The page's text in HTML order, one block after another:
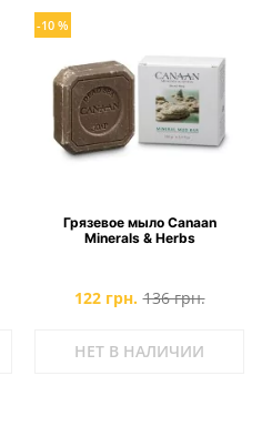
-10 %
Грязевое мыло Canaan
Minerals & Herbs
122 грн. 136 грн.
НЕТ В НАЛИЧИИ